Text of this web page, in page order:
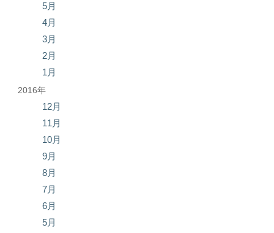
5月
4月
3月
2月
1月
2016年
12月
11月
10月
9月
8月
7月
6月
5月